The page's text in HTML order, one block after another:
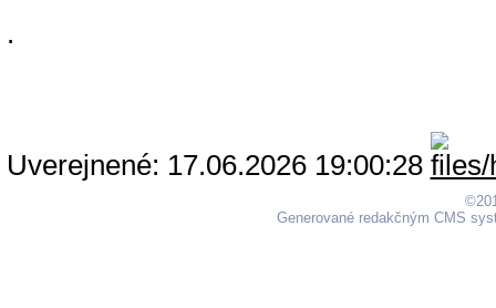
.
Uverejnené: 17.06.2026 19:00:28
Generované redakčným CMS